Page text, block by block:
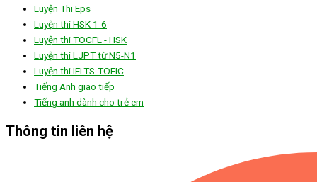
Luyện Thi Eps
Luyện thi HSK 1-6
Luyện thi TOCFL - HSK
Luyện thi LJPT từ N5-N1
Luyện thi IELTS-TOEIC
Tiếng Anh giao tiếp
Tiếng anh dành cho trẻ em
Thông tin liên hệ